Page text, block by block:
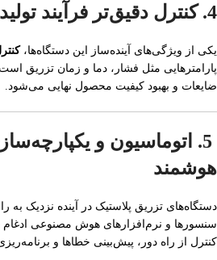
4. کنترل دقیق‌تر فرآیند تولید
یکی از ویژگی‌های آینده‌ساز این دستگاه‌ها،
پارامترهایی مثل فشار، دما و زمان تزریق
ضایعات و بهبود کیفیت محصول نهایی می‌شود.
5. اتوماسیون و
هوشمند
دستگاه‌های تزریق پلاستیک در آینده نزدیک به
سنسورها و نرم‌افزارهای هوش مصنوعی
کنترل از راه دور، پیش‌بینی خطاها و